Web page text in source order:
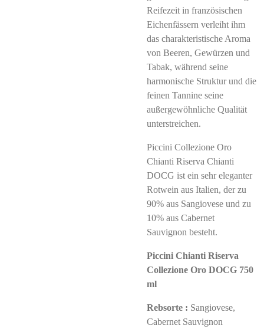
Reifezeit in französischen
Eichenfässern verleiht ihm
das charakteristische Aroma
von Beeren, Gewürzen und
Tabak, während seine
harmonische Struktur und die
feinen Tannine seine
außergewöhnliche Qualität
unterstreichen.
Piccini Collezione Oro
Chianti Riserva Chianti
DOCG ist ein sehr eleganter
Rotwein aus Italien, der zu
90% aus Sangiovese und zu
10% aus Cabernet
Sauvignon besteht.
Piccini Chianti Riserva
Collezione Oro DOCG 750
ml
Rebsorte : Sangiovese,
Cabernet Sauvignon